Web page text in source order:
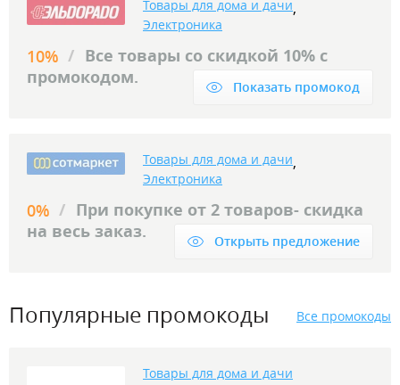
Товары для дома и дачи,
Электроника
10% / Все товары со скидкой 10% с
промокодом.
Показать промокод
Товары для дома и дачи,
Электроника
0% / При покупке от 2 товаров- скидка
на весь заказ.
Открыть предложение
Популярные промокоды Все промокоды
Товары для дома и дачи